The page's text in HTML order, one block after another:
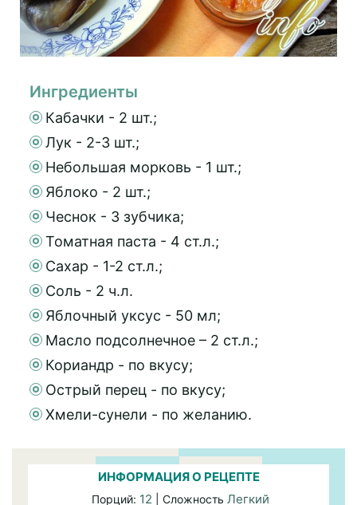
Ингредиенты
Кабачки - 2 шт.;
Лук - 2-3 шт.;
Небольшая морковь - 1 шт.;
Яблоко - 2 шт.;
Чеснок - 3 зубчика;
Томатная паста - 4 ст.л.;
Сахар - 1-2 ст.л.;
Соль - 2 ч.л.
Яблочный уксус - 50 мл;
Масло подсолнечное – 2 ст.л.;
Кориандр - по вкусу;
Острый перец - по вкусу;
Хмели-сунели - по желанию.
ИНФОРМАЦИЯ О РЕЦЕПТЕ
Порций: 12 | Сложность Легкий